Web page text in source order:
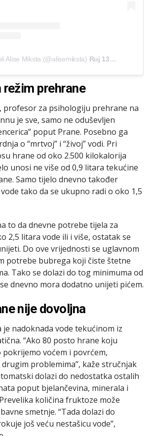
Alise Miksta (@alisemiksta) Ruj 13, 2019 u 1:46 PDT
prehrane
profesor za psihologiju prehrane na
je sve, samo ne oduševljen
poput Prane. Posebno ga
o “mrtvoj” i “živoj” vodi. Pri
hrane od oko 2.500 kilokalorija
unosi ne više od 0,9 litara tekućine
Samo tijelo dnevno također
tako da se ukupno radi o oko 1,5
to da dnevne potrebe tijela za
2,5 litara vode ili i više, ostatak se
Do ove vrijednosti se uglavnom
potrebe bubrega koji čiste štetne
Tako se dolazi do tog minimuma od
dnevno mora dodatno unijeti pićem.
nije dovoljna
je nadoknada vode tekućinom iz
“Ako 80 posto hrane koju
voćem i povrćem,
drugim problemima”, kaže stručnjak
dolazi do nedostatka ostalih
poput bjelančevina, minerala i
količina fruktoze može
smetnje. “Tada dolazi do
još veću nestašicu vode”,